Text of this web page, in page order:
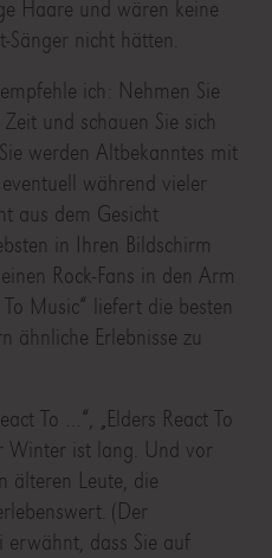
Haare und wären keine
Sänger nicht hätten.
ich: Nehmen Sie
und schauen Sie sich
werden Altbekanntes mit
während vieler
aus dem Gesicht
in Ihren Bildschirm
Rock-Fans in den Arm
Music“ liefert die besten
ähnliche Erlebnisse zu
To …“, „Elders React To
Winter ist lang. Und vor
älteren Leute, die
(Der
dass Sie auf